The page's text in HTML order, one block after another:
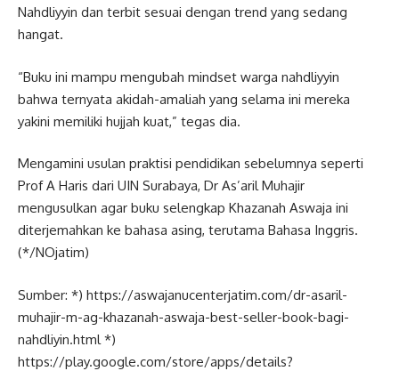
Nahdliyyin dan terbit sesuai dengan trend yang sedang
hangat.
“Buku ini mampu mengubah mindset warga nahdliyyin
bahwa ternyata akidah-amaliah yang selama ini mereka
yakini memiliki hujjah kuat,” tegas dia.
Mengamini usulan praktisi pendidikan sebelumnya seperti
Prof A Haris dari UIN Surabaya, Dr As’aril Muhajir
mengusulkan agar buku selengkap Khazanah Aswaja ini
diterjemahkan ke bahasa asing, terutama Bahasa Inggris.
(*/NOjatim)
Sumber: *) https://aswajanucenterjatim.com/dr-asaril-
muhajir-m-ag-khazanah-aswaja-best-seller-book-bagi-
nahdliyin.html *)
https://play.google.com/store/apps/details?